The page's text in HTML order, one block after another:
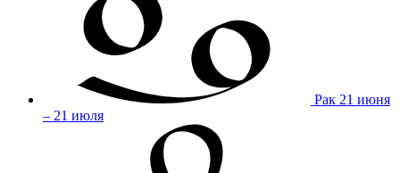
Рак 21 июня
– 21 июля